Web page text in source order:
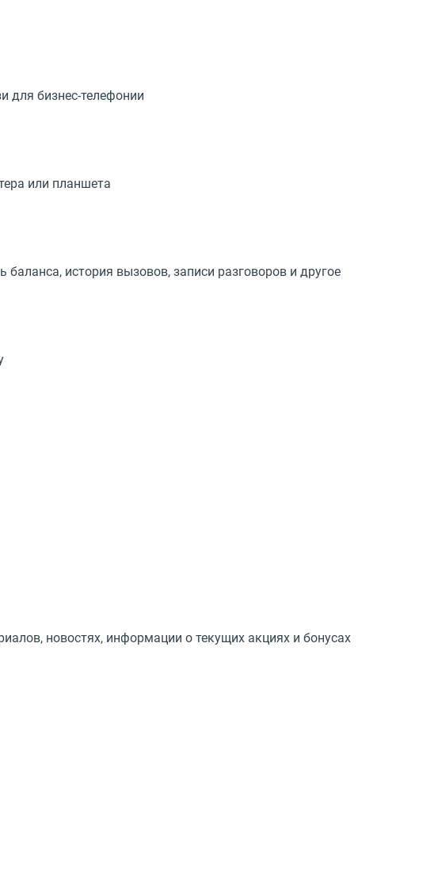
для бизнес-телефонии
или планшета
история вызовов, записи разговоров и другое
новостях, информации о текущих акциях и бонусах